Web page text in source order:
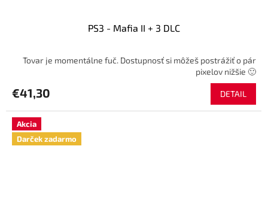
PS3 - Mafia II + 3 DLC
Tovar je momentálne fuč. Dostupnosť si môžeš postrážiť o pár
pixelov nižšie 🙂
€41,30 DETAIL
Akcia
Darček zadarmo